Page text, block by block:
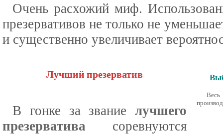
Очень расхожий миф.
презервативов не только не
и существенно увеличивает
Лучший презерватив
В гонке за звание лучшего
презерватива соревнуются